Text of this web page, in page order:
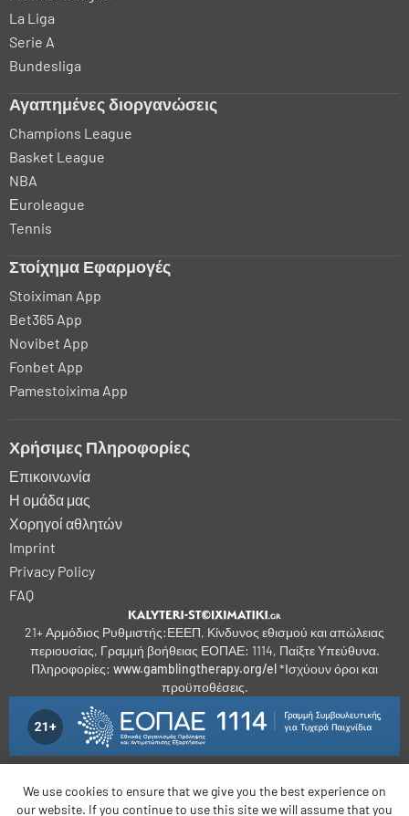
La Liga
Serie A
Bundesliga
Αγαπημένες διοργανώσεις
Champions League
Basket League
NBA
Εuroleague
Tennis
Στοίχημα Εφαρμογές
Stoiximan App
Bet365 App
Novibet App
Fonbet App
Pamestoixima App
Χρήσιμες Πληροφορίες
Επικοινωνία
Η ομάδα μας
Χορηγοί αθλητών
Imprint
Privacy Policy
FAQ
21+ Αρμόδιος Ρυθμιστής:ΕΕΕΠ, Κίνδυνος εθισμού και απώλειας
περιουσίας, Γραμμή βοήθειας ΕΟΠΑΕ: 1114, Παίξτε Υπεύθυνα.
Πληροφορίες: www.gamblingtherapy.org/el*Ισχύουν όροι και
προϋποθέσεις.
bonus-betting.dk bonus-parissportifs-gratuits.com
We use cookies to ensure that we give you the best experience on
our website. If you continue to use this site we will assume that you